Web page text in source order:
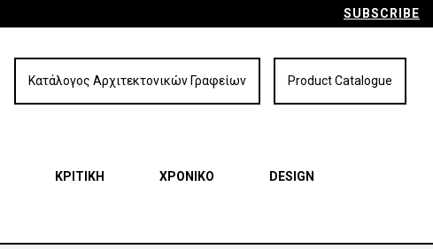
SUBSCRIBE
Κατάλογος Αρχιτεκτονικών Γραφείων Product Catalogue
ΚΡΙΤΙΚΗ ΧΡΟΝΙΚΟ DESIGN